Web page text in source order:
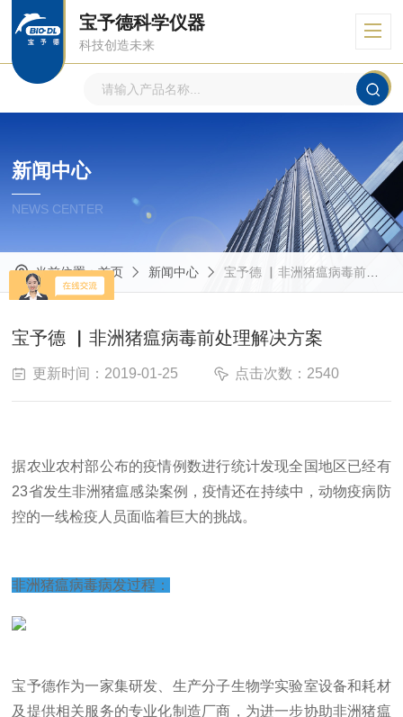
宝予德科学仪器
科技创造未来
新闻中心
NEWS CENTER
当前位置：首页 新闻中心 宝予德 ▏非洲猪瘟病毒前处理解决方案
宝予德 ▏非洲猪瘟病毒前处理解决方案
更新时间：2019-01-25 点击次数：2540
据农业农村部公布的疫情例数进行统计发现全国地区已经有
23省发生非洲猪瘟感染案例，疫情还在持续中，动物疫病防
控的一线检疫人员面临着巨大的挑战。
非洲猪瘟病毒病发过程：
宝予德作为一家集研发、生产分子生物学实验室设备和耗材
及提供相关服务的专业化制造厂商，为进一步协助非洲猪瘟